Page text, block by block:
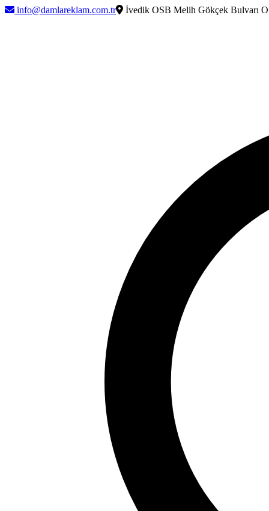
info@damlareklam.com.tr İvedik OSB Melih Gökçek Bulvarı